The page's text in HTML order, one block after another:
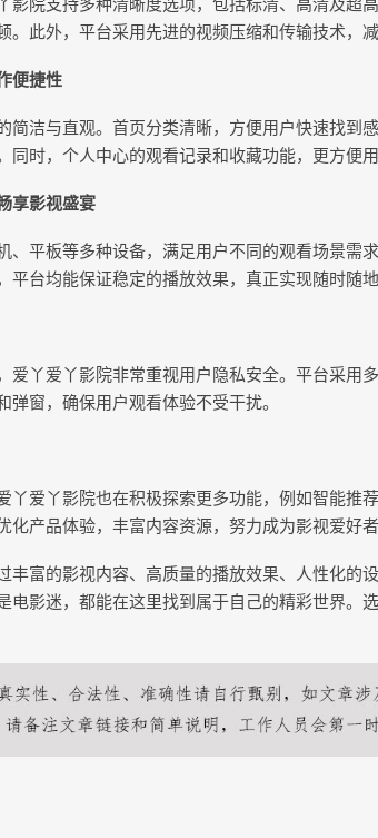
此外，平台采用先进的视频压缩和传输技术，
便捷性
简洁与直观。首页分类清晰，方便用户快速找到
同时，个人中心的观看记录和收藏功能，更方便
享影视盛宴
、平板等多种设备，满足用户不同的观看场景需
台均能保证稳定的播放效果，真正实现随时随地
爱丫爱丫影院非常重视用户隐私安全。平台采用
窗，确保用户观看体验不受干扰。
丫爱丫影院也在积极探索更多功能，例如智能推
化产品体验，丰富内容资源，努力成为影视爱好者
丰富的影视内容、高质量的播放效果、人性化的
电影迷，都能在这里找到属于自己的精彩世界。